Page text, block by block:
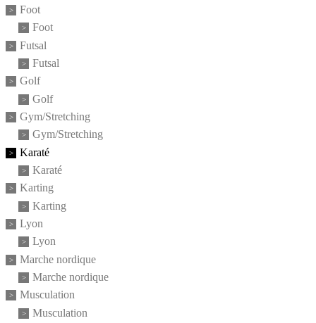
Foot
Foot
Futsal
Futsal
Golf
Golf
Gym/Stretching
Gym/Stretching
Karaté
Karaté
Karting
Karting
Lyon
Lyon
Marche nordique
Marche nordique
Musculation
Musculation